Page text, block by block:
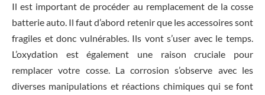
Il est important de procéder au remplacement de la cosse
batterie auto. Il faut d’abord retenir que les accessoires sont
fragiles et donc vulnérables. Ils vont s’user avec le temps.
L’oxydation est également une raison cruciale pour
remplacer votre cosse. La corrosion s’observe avec les
diverses manipulations et réactions chimiques qui se font